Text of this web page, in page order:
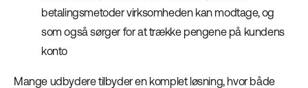
betalingsmetoder virksomheden kan modtage, og
som også sørger for at trække pengene på kundens
konto
Mange udbydere tilbyder en komplet løsning, hvor både